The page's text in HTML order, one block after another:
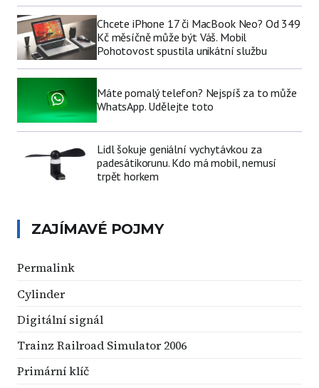
Chcete iPhone 17 či MacBook Neo? Od 349
Kč měsíčně může být Váš. Mobil
Pohotovost spustila unikátní službu
Máte pomalý telefon? Nejspíš za to může
WhatsApp. Udělejte toto
Lidl šokuje geniální vychytávkou za
padesátikorunu. Kdo má mobil, nemusí
trpět horkem
ZAJÍMAVÉ POJMY
Permalink
Cylinder
Digitální signál
Trainz Railroad Simulator 2006
Primární klíč